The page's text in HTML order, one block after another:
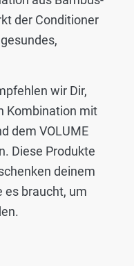
der Conditioner
wir Dir,
Kombination mit
dem VOLUME
Diese Produkte
deinem
es braucht, um